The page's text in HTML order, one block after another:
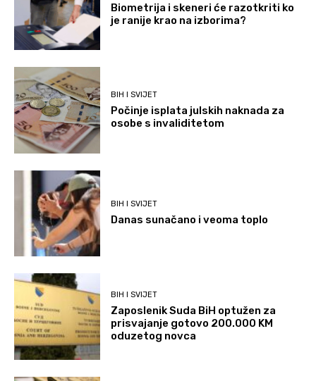
Biometrija i skeneri će razotkriti ko
je ranije krao na izborima?
BIH I SVIJET
Počinje isplata julskih naknada za
osobe s invaliditetom
BIH I SVIJET
Danas sunačano i veoma toplo
BIH I SVIJET
Zaposlenik Suda BiH optužen za
prisvajanje gotovo 200.000 KM
oduzetog novca